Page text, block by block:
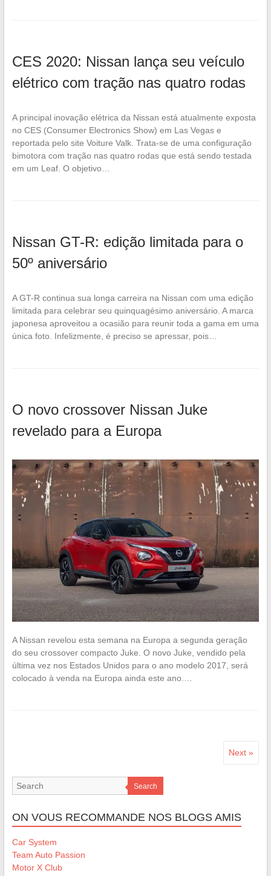
CES 2020: Nissan lança seu veículo
elétrico com tração nas quatro rodas
A principal inovação elétrica da Nissan está atualmente exposta
no CES (Consumer Electronics Show) em Las Vegas e
reportada pelo site Voiture Valk. Trata-se de uma configuração
bimotora com tração nas quatro rodas que está sendo testada
em um Leaf. O objetivo…
Nissan GT-R: edição limitada para o
50º aniversário
A GT-R continua sua longa carreira na Nissan com uma edição
limitada para celebrar seu quinquagésimo aniversário. A marca
japonesa aproveitou a ocasião para reunir toda a gama em uma
única foto. Infelizmente, é preciso se apressar, pois…
O novo crossover Nissan Juke
revelado para a Europa
A Nissan revelou esta semana na Europa a segunda geração
do seu crossover compacto Juke. O novo Juke, vendido pela
última vez nos Estados Unidos para o ano modelo 2017, será
colocado à venda na Europa ainda este ano.…
Next »
Search
ON VOUS RECOMMANDE NOS BLOGS AMIS
Car System
Team Auto Passion
Motor X Club